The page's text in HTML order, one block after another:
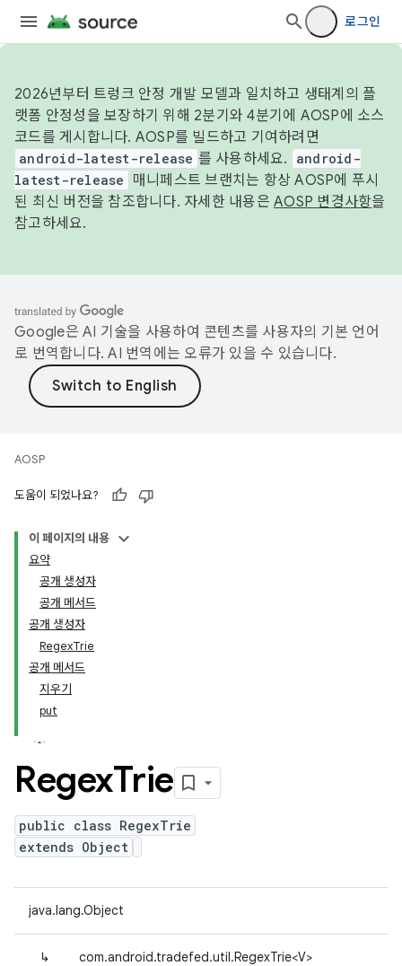
로그인
2026년부터 트렁크 안정 개발 모델과 일치하고 생태계의 플
랫폼 안정성을 보장하기 위해 2분기와 4분기에 AOSP에 소스
코드를 게시합니다. AOSP를 빌드하고 기여하려면
android-latest-release 를 사용하세요.
android-
latest-release
매니페스트 브랜치는 항상 AOSP에 푸시
된 최신 버전을 참조합니다. 자세한 내용은 AOSP 변경사항을
참고하세요.
Google은 AI 기술을 사용하여 콘텐츠를 사용자의 기본 언어
로 번역합니다. AI 번역에는 오류가 있을 수 있습니다.
AOSP
도움이 되었나요?
이 페이지의 내용
요약
공개 생성자
공개 메서드
공개 생성자
RegexTrie
공개 메서드
지우기
put
RegexTrie
public class RegexTrie
extends Object
java.lang.Object
↳ com.android.tradefed.util.RegexTrie<V>